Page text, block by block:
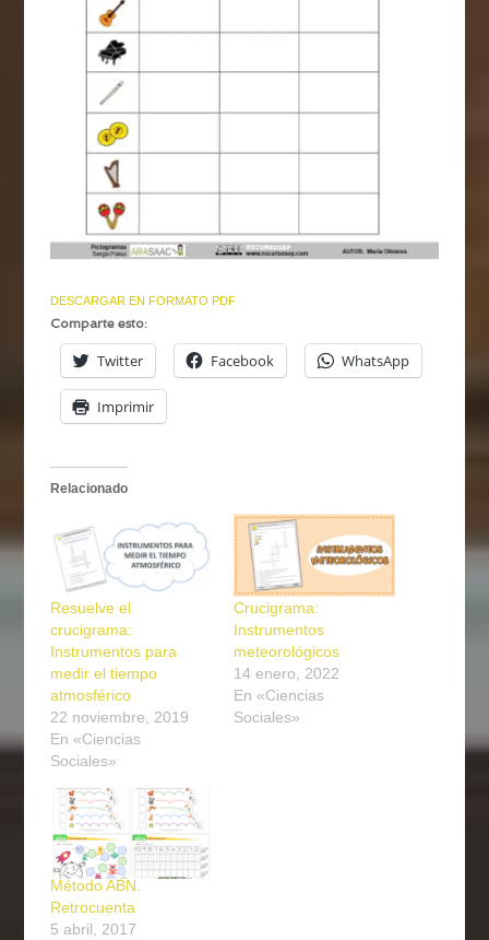
DESCARGAR EN FORMATO PDF
Comparte esto:
Twitter Facebook WhatsApp
Imprimir
Relacionado
Resuelve el
crucigrama:
Instrumentos para
medir el tiempo
atmosférico
22 noviembre, 2019
En «Ciencias
Sociales»
Crucigrama:
Instrumentos
meteorológicos
14 enero, 2022
En «Ciencias
Sociales»
Método ABN.
Retrocuenta
5 abril, 2017